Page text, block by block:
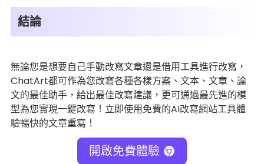
結論
無論您是想要自己手動改寫文章還是借用工具進行改寫，
ChatArt都可作為您改寫各種各樣方案、文本、文章、論
文的最佳助手，給出最佳改寫建議，更可通過最先進的模
型為您實現一鍵改寫！立即使用免費的AI改寫網站工具體
驗暢快的文章重寫！
開啟免費體驗